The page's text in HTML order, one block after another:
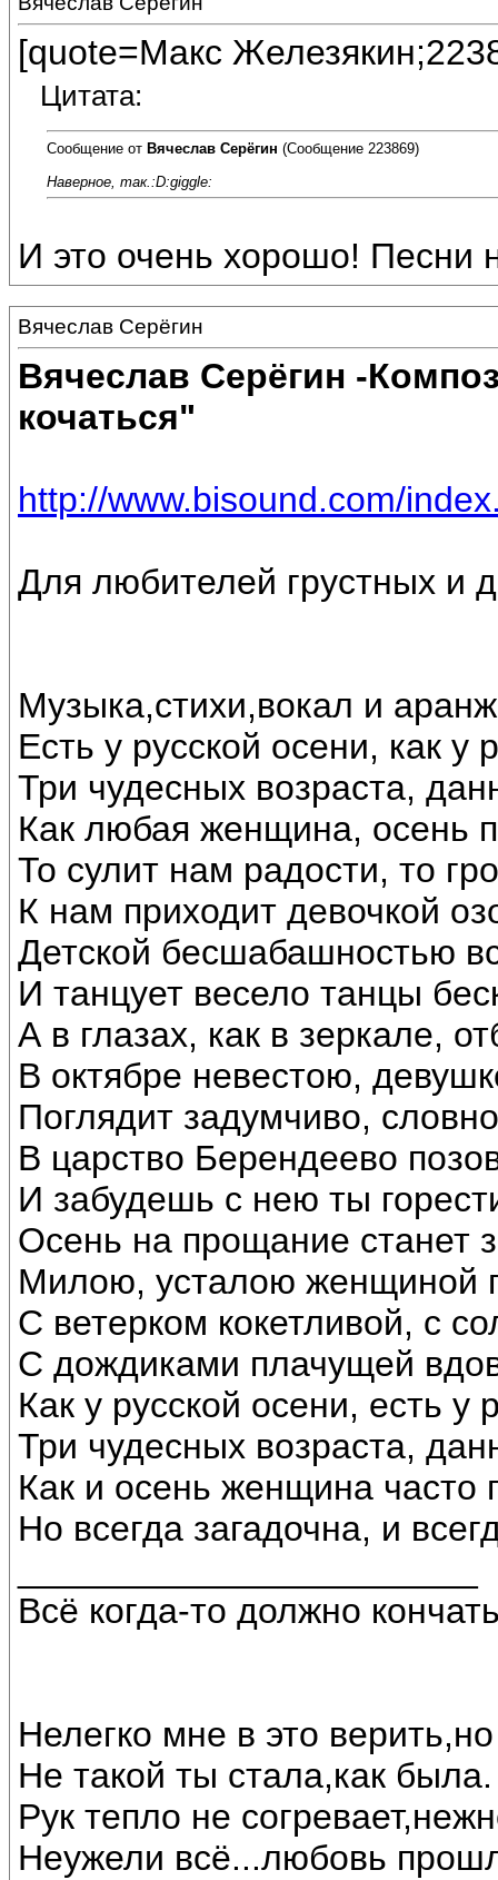
[quote=Макс
Цитата:
Сообщение от Вячеслав Серёгин (Сообщение 223869)
Наверное, так.:D:giggle:
И это очень хорошо! Песни
Вячеслав Серёгин
Вячеслав Серёгин -
кочаться"
http://www.bisound.com/
Для любителей грустных и
Музыка,стихи,вокал и
Есть у русской осени, как
Три чудесных возраста,
Как любая женщина, осень
То сулит нам радости, то
К нам приходит девочкой
Детской бесшабашностью
И танцует весело танцы
А в глазах, как в зеркале,
В октябре невестою,
Поглядит задумчиво,
В царство Берендеево
И забудешь с нею ты
Осень на прощание станет
Милою, усталою женщиной
С ветерком кокетливой, с
С дождиками плачущей
Как у русской осени, есть
Три чудесных возраста,
Как и осень женщина часто
Но всегда загадочна, и
Всё когда-то должно
Нелегко мне в это
Не такой ты стала,как была.
Рук тепло не
Неужели всё...любовь